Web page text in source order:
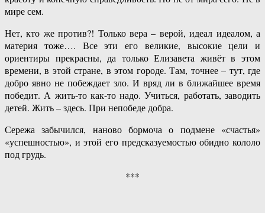
мире сем.
Нет, кто же против?! Только вера – верой, идеал идеалом, а
материя тоже…. Все эти его великие, высокие цели и
ориентиры прекрасны, да только Елизавета живёт в этом
времени, в этой стране, в этом городе. Там, точнее – тут, где
добро явно не побеждает зло. И вряд ли в ближайшее время
победит. А жить-то как-то надо. Учиться, работать, заводить
детей. Жить – здесь. При непобеде добра.
Сережа забычился, наново бормоча о подмене «счастья»
«успешностью», и этой его предсказуемостью обидно кололо
под грудь.
***